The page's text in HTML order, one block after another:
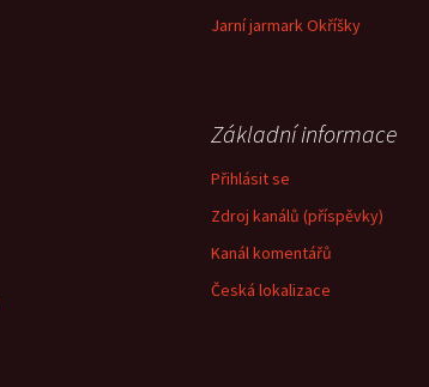
Jarní jarmark Okříšky
Základní informace
Přihlásit se
Zdroj kanálů (příspěvky)
Kanál komentářů
Česká lokalizace